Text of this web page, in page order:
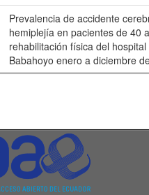
Prevalencia de accidente
hemiplejía en pacientes de 40
rehabilitación física del
Babahoyo enero a diciembre